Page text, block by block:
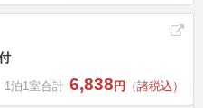
1泊1室合計 6,838 円 （諸税込）